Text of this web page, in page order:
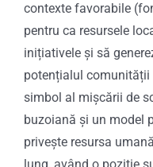
contexte favorabile
pentru ca resursele
inițiativele și să
potențialul comunității
simbol al mișcării de
buzoiană și un model
privește resursa